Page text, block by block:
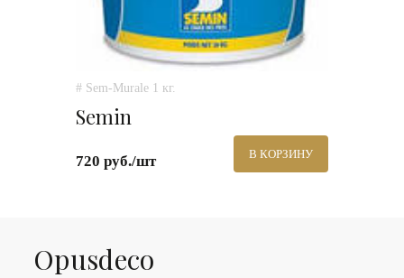
# Sem-Murale 1 кг.
Semin
720 руб./шт В КОРЗИНУ
Оpusdeco